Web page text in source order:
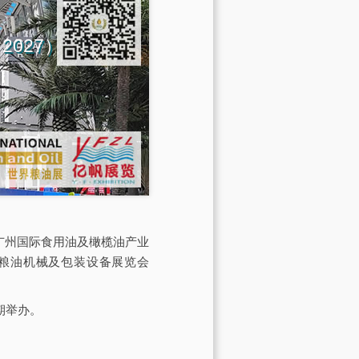
）
国际食用油及橄榄油产业
油机械及包装设备展览会
举办。